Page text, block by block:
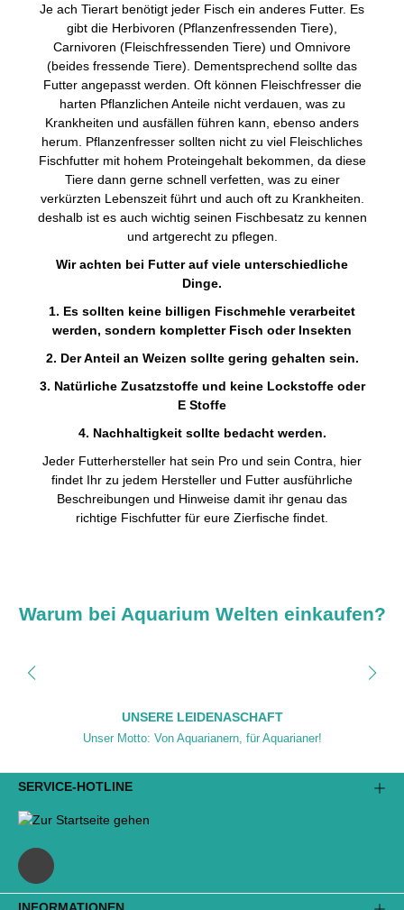
Je ach Tierart benötigt jeder Fisch ein anderes Futter. Es
gibt die Herbivoren (Pflanzenfressenden Tiere),
Carnivoren (Fleischfressenden Tiere) und Omnivore
(beides fressende Tiere). Dementsprechend sollte das
Futter angepasst werden. Oft können Fleischfresser die
harten Pflanzlichen Anteile nicht verdauen, was zu
Krankheiten und ausfällen führen kann, ebenso anders
herum. Pflanzenfresser sollten nicht zu viel Fleischliches
Fischfutter mit hohem Proteingehalt bekommen, da diese
Tiere dann gerne schnell verfetten, was zu einer
verkürzten Lebenszeit führt und auch oft zu Krankheiten.
deshalb ist es auch wichtig seinen Fischbesatz zu kennen
und artgerecht zu pflegen.
Wir achten bei Futter auf viele unterschiedliche
Dinge.
1. Es sollten keine billigen Fischmehle verarbeitet
werden, sondern kompletter Fisch oder Insekten
2. Der Anteil an Weizen sollte gering gehalten sein.
3. Natürliche Zusatzstoffe und keine Lockstoffe oder
E Stoffe
4. Nachhaltigkeit sollte bedacht werden.
Jeder Futterhersteller hat sein Pro und sein Contra, hier
findet Ihr zu jedem Hersteller und Futter ausführliche
Beschreibungen und Hinweise damit ihr genau das
richtige Fischfutter für eure Zierfische findet.
Warum bei Aquarium Welten einkaufen?
UNSERE LEIDENASCHAFT
Unser Motto: Von Aquarianern, für Aquarianer!
SERVICE-HOTLINE